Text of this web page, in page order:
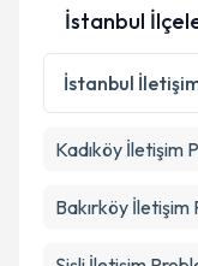
Kişisel
Metni 'ni
İstanbul
İstanbul
Kadıköy İletişim
Bakırköy İletişim